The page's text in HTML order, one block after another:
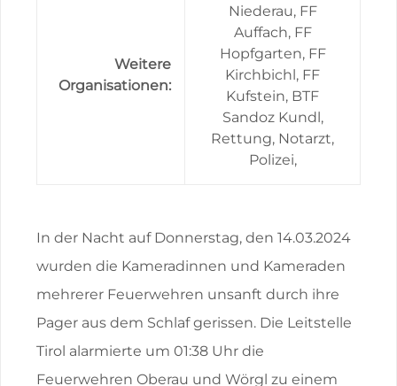
Weitere
Organisationen:
Niederau, FF
Auffach, FF
Hopfgarten, FF
Kirchbichl, FF
Kufstein, BTF
Sandoz Kundl,
Rettung, Notarzt,
Polizei,
In der Nacht auf Donnerstag, den 14.03.2024
wurden die Kameradinnen und Kameraden
mehrerer Feuerwehren unsanft durch ihre
Pager aus dem Schlaf gerissen. Die Leitstelle
Tirol alarmierte um 01:38 Uhr die
Feuerwehren Oberau und Wörgl zu einem